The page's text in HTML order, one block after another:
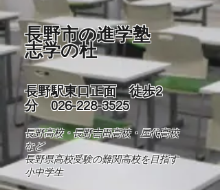
長野市の進学塾
志学の杜
長野駅東口正面 徒歩2
分026-228-3525
長野高校・長野吉田高校・屋代高校
など
長野県高校受験の難関高校を目指す
小中学生